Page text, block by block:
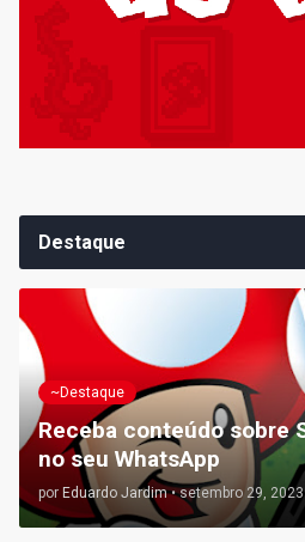
Destaque
~Destaque
Receba conteúdo sobre
no seu WhatsApp
por Eduardo Jardim • setembro 29, 2023